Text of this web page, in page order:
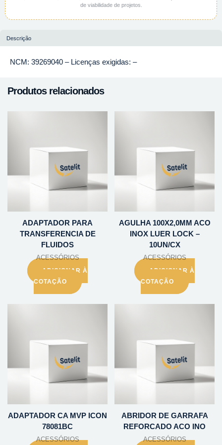
de viabilidade de projetos.
Descrição
NCM: 39269040 – Licenças exigidas: –
Produtos relacionados
ADAPTADOR PARA
TRANSFERENCIA DE
FLUIDOS
ACESSÓRIOS
ADICIONAR À
COTAÇÃO
AGULHA 100X2,0MM ACO
INOX LUER LOCK –
10UN/CX
ACESSÓRIOS
ADICIONAR À
COTAÇÃO
ADAPTADOR CA MVP ICON
78081BC
ACESSÓRIOS
ABRIDOR DE GARRAFA
REFORCADO ACO INO
ACESSÓRIOS